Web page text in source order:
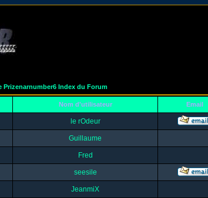
Prizenarnumber6 Index du Forum
Nom d'utilisateur Email
le rOdeur
Guillaume
Fred
seesile
JeanmiX